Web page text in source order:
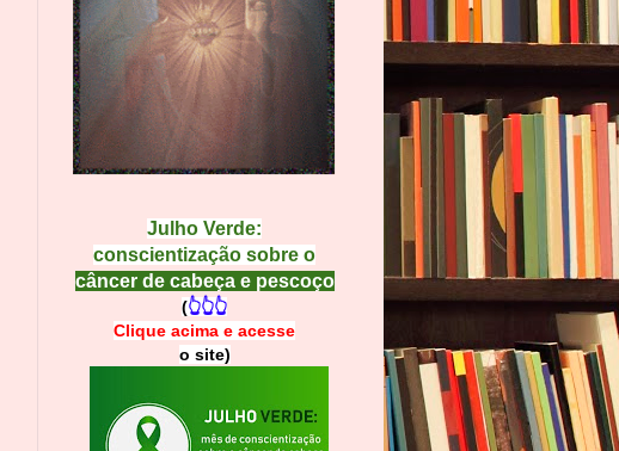
Julho Verde:
conscientização sobre o
câncer de cabeça e pescoço
(👆👆👆
Clique acima e acesse
o site)